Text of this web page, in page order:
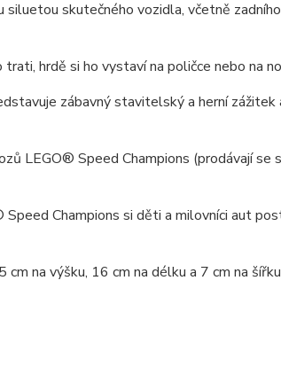
skutečného vozidla, včetně zadního
hrdě si ho vystaví na poličce nebo na
zábavný stavitelský a herní
LEGO® Speed Champions (prodávají se
Champions si děti a milovníci aut
na výšku, 16 cm na délku a 7 cm na